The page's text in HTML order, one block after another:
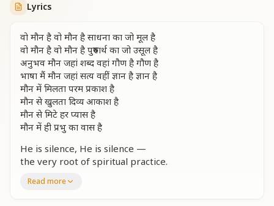
Lyrics
वो मौन है वो मौन है साधना का जो मूल है
वो मौन है वो मौन है पुरुषार्थ का जो उसूल है
अनुभव मौन जहां शब्द वहां गौण है गौण है
भाषा मैं मौन जहां सत्य वहीं ज्ञान है ज्ञान है
मौन में मिलता परम प्रकाश है
मौन से खुलता दिव्य आकाश है
मौन से मिटे हर प्यास है
मौन में ही प्रभु का वास है
He is silence, He is silence —
the very root of spiritual practice.
the guiding principle of self-effort.
Read more